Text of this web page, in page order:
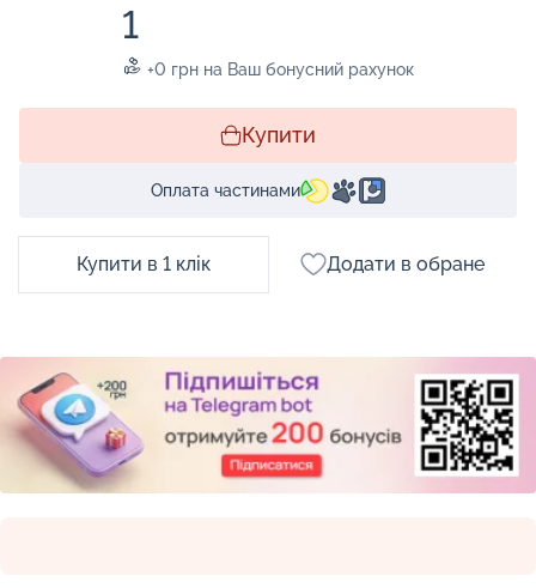
1
+0 грн на Ваш бонусний рахунок
Купити
Оплата частинами
Купити в 1 клік Додати в обране